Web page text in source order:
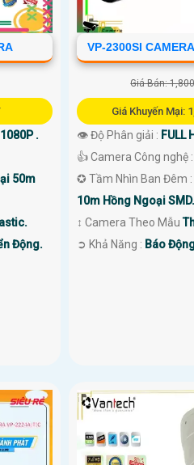
1080P .
50m
Động.
VP-2300SI
Giá Bán:
Giá Khuyến Mại:
👁 Độ Phân giải : FULL
👍 Camera Công nghệ :
✪ Tầm Nhìn Ban Đêm :
10m Hồng Ngoại SMD.
↕️ Camera Theo Mẫu
️➲ Khả Năng : Báo